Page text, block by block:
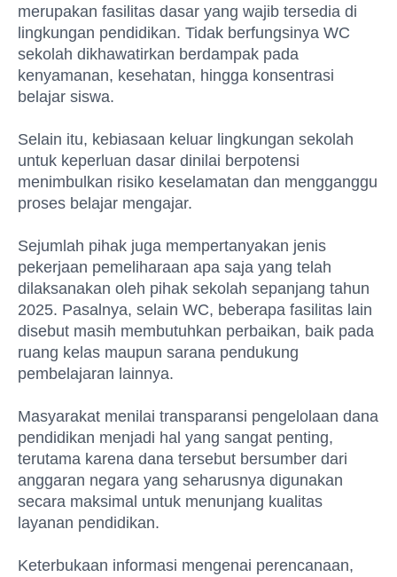
merupakan fasilitas dasar yang wajib tersedia di
lingkungan pendidikan. Tidak berfungsinya WC
sekolah dikhawatirkan berdampak pada
kenyamanan, kesehatan, hingga konsentrasi
belajar siswa.
Selain itu, kebiasaan keluar lingkungan sekolah
untuk keperluan dasar dinilai berpotensi
menimbulkan risiko keselamatan dan mengganggu
proses belajar mengajar.
Sejumlah pihak juga mempertanyakan jenis
pekerjaan pemeliharaan apa saja yang telah
dilaksanakan oleh pihak sekolah sepanjang tahun
2025. Pasalnya, selain WC, beberapa fasilitas lain
disebut masih membutuhkan perbaikan, baik pada
ruang kelas maupun sarana pendukung
pembelajaran lainnya.
Masyarakat menilai transparansi pengelolaan dana
pendidikan menjadi hal yang sangat penting,
terutama karena dana tersebut bersumber dari
anggaran negara yang seharusnya digunakan
secara maksimal untuk menunjang kualitas
layanan pendidikan.
Keterbukaan informasi mengenai perencanaan,